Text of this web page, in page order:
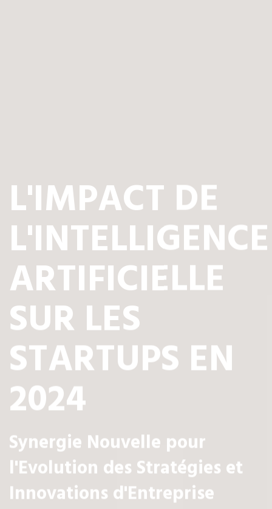
L'IMPACT DE
L'INTELLIGENCE
ARTIFICIELLE
SUR LES
STARTUPS EN
2024
Synergie Nouvelle pour
l'Evolution des Stratégies et
Innovations d'Entreprise